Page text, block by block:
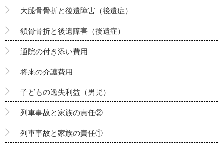
大腿骨骨折と後遺障害（後遺症）
鎖骨骨折と後遺障害（後遺症）
通院の付き添い費用
将来の介護費用
子どもの逸失利益（男児）
列車事故と家族の責任②
列車事故と家族の責任①